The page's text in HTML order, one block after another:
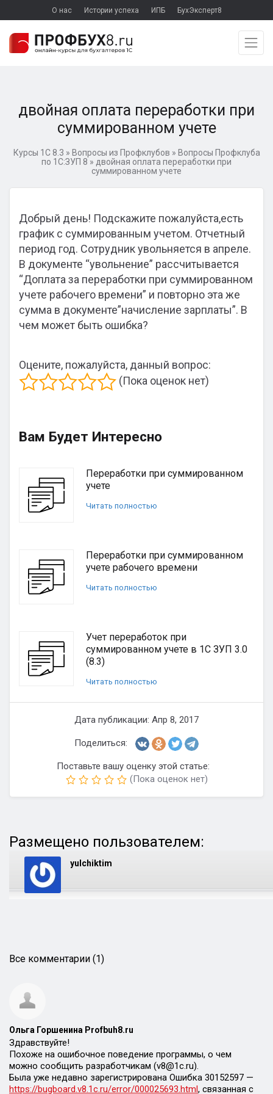
О нас Истории успеха ИПБ БухЭксперт8
двойная оплата переработки при
суммированном учете
Курсы 1С 8.3 » Вопросы из Профклубов » Вопросы Профклуба
по 1С:ЗУП 8 » двойная оплата переработки при
суммированном учете
Добрый день! Подскажите пожалуйста,есть
график с суммированным учетом. Отчетный
период год. Сотрудник увольняется в апреле.
В документе “увольнение” рассчитывается
“Доплата за переработки при суммированном
учете рабочего времени” и повторно эта же
сумма в документе”начисление зарплаты”. В
чем может быть ошибка?
Оцените, пожалуйста, данный вопрос:
(Пока оценок нет)
Вам Будет Интересно
Переработки при суммированном
учете
Читать полностью
Переработки при суммированном
учете рабочего времени
Читать полностью
Учет переработок при
суммированном учете в 1С ЗУП 3.0
(8.3)
Читать полностью
Дата публикации: Апр 8, 2017
Поделиться:
Поставьте вашу оценку этой статье:
(Пока оценок нет)
Размещено пользователем:
yulchiktim
Все комментарии (1)
Ольга Горшенина Profbuh8.ru
Здравствуйте!
Похоже на ошибочное поведение программы, о чем
можно сообщить разработчикам (v8@1c.ru).
Была уже недавно зарегистрирована Ошибка 30152597 —
https://bugboard.v8.1c.ru/error/000025693.html, связанная с